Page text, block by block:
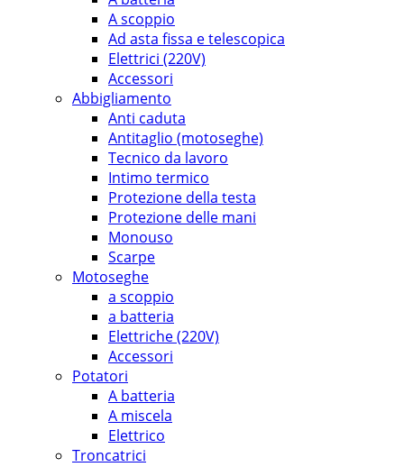
A scoppio
Ad asta fissa e telescopica
Elettrici (220V)
Accessori
Abbigliamento
Anti caduta
Antitaglio (motoseghe)
Tecnico da lavoro
Intimo termico
Protezione della testa
Protezione delle mani
Monouso
Scarpe
Motoseghe
a scoppio
a batteria
Elettriche (220V)
Accessori
Potatori
A batteria
A miscela
Elettrico
Troncatrici